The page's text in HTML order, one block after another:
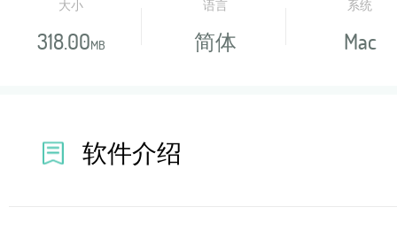
大小
318.00MB
语言
简体
系统
Mac
软件介绍